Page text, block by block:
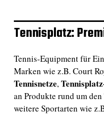
Tennisplatz:
Tennis-Equipment für
Marken wie z.B. Court
Tennisnetze,
an Produkte rund um
weitere Sportarten wie